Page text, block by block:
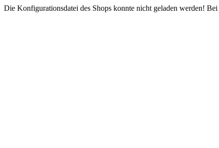
Die Konfigurationsdatei des Shops konnte nicht geladen werden!